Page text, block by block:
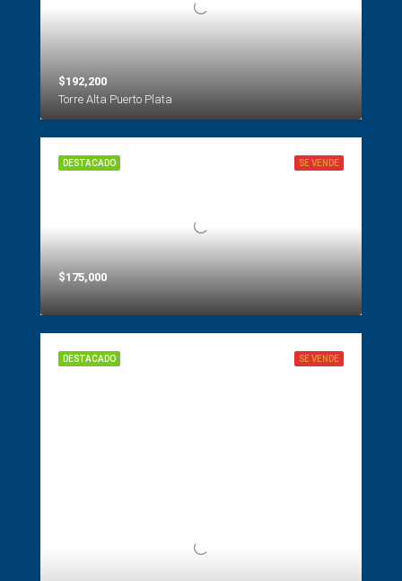
$192,200
Torre Alta Puerto Plata
SE VENDE
DESTACADO
$175,000
SE VENDE
DESTACADO